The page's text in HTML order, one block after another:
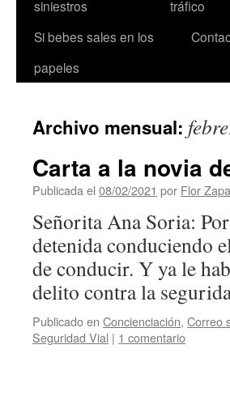
siniestros
tráfico
Si bebes sales en los
papeles
Archivo mensual:
Carta a la novia
Publicada el 08/02/2021 por Flor
Señorita Ana Soria:
detenida conduciendo
de conducir. Y ya le
delito contra la
Publicado en Concienciación, Correo
Seguridad Vial | 1 comentario